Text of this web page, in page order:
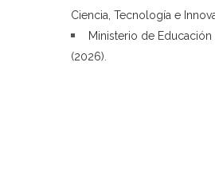
Ciencia, Tecnología e
Ministerio de
(2026).